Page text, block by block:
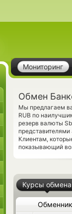
Мониторинг
Обмен
Мы предлагаем
RUB по
резерв валюты
Клиентам,
показывающий
Курсы обмена
Обменник